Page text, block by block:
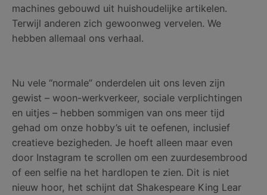
machines gebouwd uit huishoudelijke artikelen.
Terwijl anderen zich gewoonweg vervelen. We
hebben allemaal ons verhaal.
Nu vele “normale” onderdelen uit ons leven zijn
gewist – woon-werkverkeer, sociale verplichtingen
en uitjes – hebben sommigen van ons meer tijd
gehad om onze hobby’s uit te oefenen, inclusief
creatieve bezigheden. Je hoeft alleen maar even
door Instagram te scrollen om een zuurdesembrood
of een selfie na het hardlopen te zien. Dit is niet
nieuw hoor, het schijnt dat Shakespeare King Lear